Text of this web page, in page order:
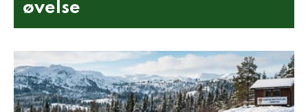
øvelse